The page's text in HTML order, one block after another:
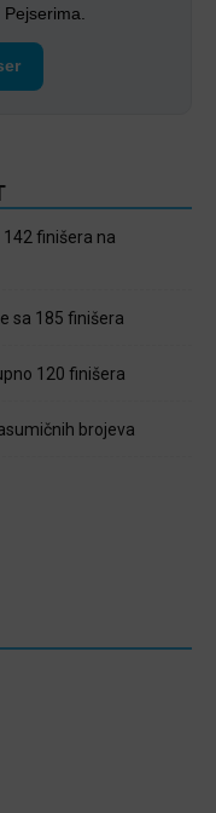
142 finišera na
sa 185 finišera
120 finišera
brojeva